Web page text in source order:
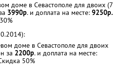
доме в Севастополе для двоих (7
3990р. и доплата на месте: 9250р.
доме в Севастополе для двоих
за 2200р. и доплата на месте:
50%